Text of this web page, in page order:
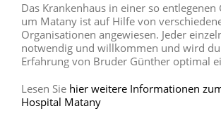
Das Krankenhaus in einer so entlegenen
um Matany ist auf Hilfe von
Organisationen angewiesen. Jeder
notwendig und willkommen und wird
Erfahrung von Bruder Günther optimal
Lesen Sie hier weitere Informationen
Hospital Matany